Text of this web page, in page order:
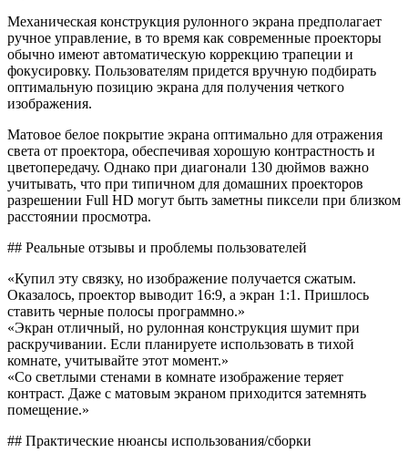
Механическая конструкция рулонного экрана предполагает
ручное управление, в то время как современные проекторы
обычно имеют автоматическую коррекцию трапеции и
фокусировку. Пользователям придется вручную подбирать
оптимальную позицию экрана для получения четкого
изображения.
Матовое белое покрытие экрана оптимально для отражения
света от проектора, обеспечивая хорошую контрастность и
цветопередачу. Однако при диагонали 130 дюймов важно
учитывать, что при типичном для домашних проекторов
разрешении Full HD могут быть заметны пиксели при близком
расстоянии просмотра.
## Реальные отзывы и проблемы пользователей
«Купил эту связку, но изображение получается сжатым.
Оказалось, проектор выводит 16:9, а экран 1:1. Пришлось
ставить черные полосы программно.»
«Экран отличный, но рулонная конструкция шумит при
раскручивании. Если планируете использовать в тихой
комнате, учитывайте этот момент.»
«Со светлыми стенами в комнате изображение теряет
контраст. Даже с матовым экраном приходится затемнять
помещение.»
## Практические нюансы использования/сборки